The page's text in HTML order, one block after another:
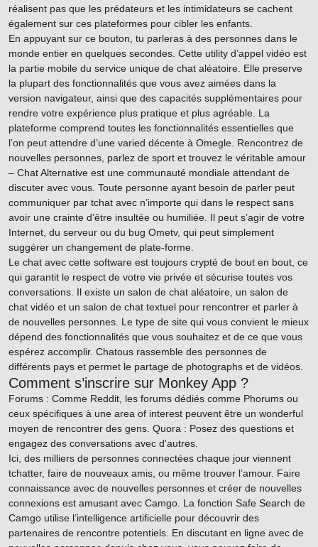
réalisent pas que les prédateurs et les intimidateurs se cachent
également sur ces plateformes pour cibler les enfants.
En appuyant sur ce bouton, tu parleras à des personnes dans le
monde entier en quelques secondes. Cette utility d’appel vidéo est
la partie mobile du service unique de chat aléatoire. Elle preserve
la plupart des fonctionnalités que vous avez aimées dans la
version navigateur, ainsi que des capacités supplémentaires pour
rendre votre expérience plus pratique et plus agréable. La
plateforme comprend toutes les fonctionnalités essentielles que
l’on peut attendre d’une varied décente à Omegle. Rencontrez de
nouvelles personnes, parlez de sport et trouvez le véritable amour
– Chat Alternative est une communauté mondiale attendant de
discuter avec vous. Toute personne ayant besoin de parler peut
communiquer par tchat avec n’importe qui dans le respect sans
avoir une crainte d’être insultée ou humiliée. Il peut s’agir de votre
Internet, du serveur ou du bug Ometv, qui peut simplement
suggérer un changement de plate-forme.
Le chat avec cette software est toujours crypté de bout en bout, ce
qui garantit le respect de votre vie privée et sécurise toutes vos
conversations. Il existe un salon de chat aléatoire, un salon de
chat vidéo et un salon de chat textuel pour rencontrer et parler à
de nouvelles personnes. Le type de site qui vous convient le mieux
dépend des fonctionnalités que vous souhaitez et de ce que vous
espérez accomplir. Chatous rassemble des personnes de
différents pays et permet le partage de photographs et de vidéos.
Comment s’inscrire sur Monkey App ?
Forums : Comme Reddit, les forums dédiés comme Phorums ou
ceux spécifiques à une area of interest peuvent être un wonderful
moyen de rencontrer des gens. Quora : Posez des questions et
engagez des conversations avec d'autres.
Ici, des milliers de personnes connectées chaque jour viennent
tchatter, faire de nouveaux amis, ou même trouver l’amour. Faire
connaissance avec de nouvelles personnes et créer de nouvelles
connexions est amusant avec Camgo. La fonction Safe Search de
Camgo utilise l’intelligence artificielle pour découvrir des
partenaires de rencontre potentiels. En discutant en ligne avec de